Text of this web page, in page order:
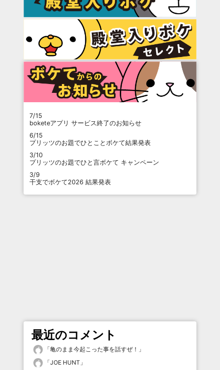
7/15
boketeアプリ サービス終了のお知らせ
6/15
プリッツのお題でひとことボケて結果発表
3/10
プリッツのお題でひと言ボケて キャンペーン
3/9
干支でボケて2026 結果発表
最近のコメント
「亀のまま今起こった事を話すぜ！ 」
「JOE HUNT 」